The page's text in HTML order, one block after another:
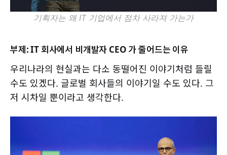
기획자는 왜 IT 기업에서 점차 사라져 가는가
부제: IT 회사에서 비개발자 CEO 가 줄어드는 이유
우리나라의 현실과는 다소 동떨어진 이야기처럼 들릴
수도 있겠다. 글로벌 회사들의 이야기일 수도 있다. 그
저 시차일 뿐이라고 생각한다.